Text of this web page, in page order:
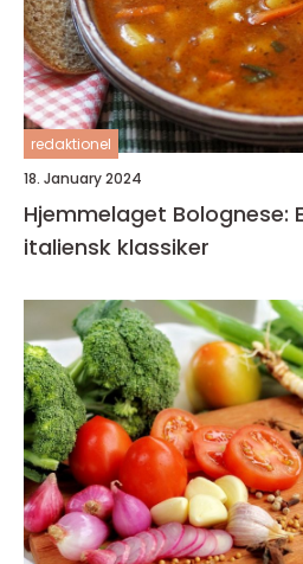
redaktionel
18. January 2024
Hjemmelaget Bolognese:
italiensk klassiker